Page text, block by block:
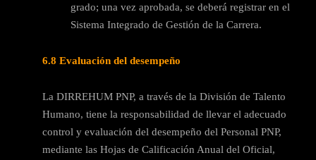
grado; una vez aprobada, se deberá registrar en el
Sistema Integrado de Gestión de la Carrera.
6.8 Evaluación del desempeño
La DIRREHUM PNP, a través de la División de Talento
Humano, tiene la responsabilidad de llevar el adecuado
control y evaluación del desempeño del Personal PNP,
mediante las Hojas de Calificación Anual del Oficial,